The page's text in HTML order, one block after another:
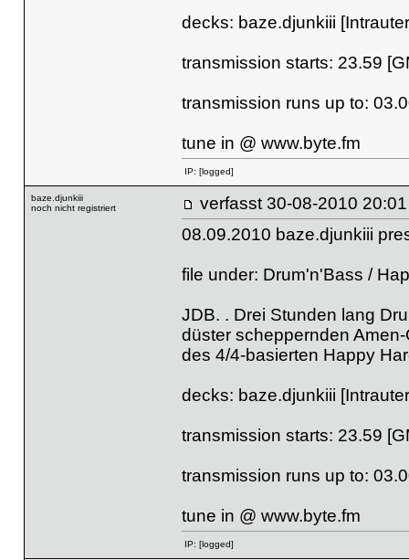
decks: baze.djunkiii
transmission starts: 23.59
transmission runs up to:
tune in @ www.byte.fm
IP: [logged]
baze.djunkiii
noch nicht registriert
verfasst 30-08-2010
08.09.2010 baze.djunkiii
file under: Drum'n'Bass /
JDB. . Drei Stunden lang
düster scheppernden
des 4/4-basierten Happy
decks: baze.djunkiii
transmission starts: 23.59
transmission runs up to:
tune in @ www.byte.fm
IP: [logged]